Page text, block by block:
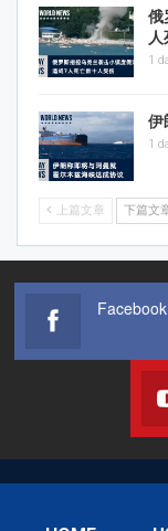
俄
1
伊
1
上篇文章 下篇文
Facebook